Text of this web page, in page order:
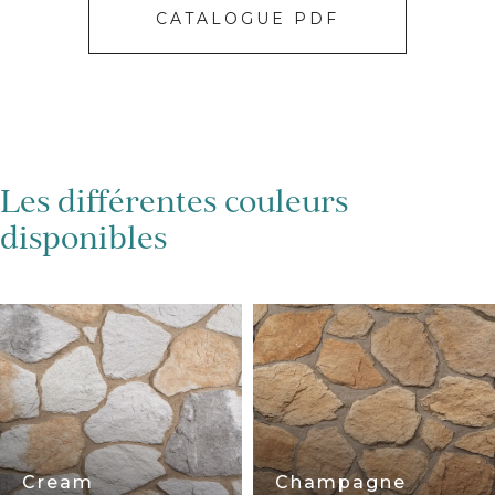
CATALOGUE PDF
Les différentes couleurs
disponibles
Cream Champagne